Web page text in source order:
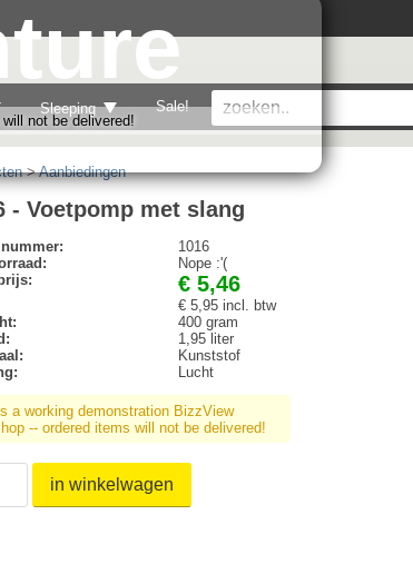
not be delivered!
Sleeping Sale!
>Aanbiedingen
- Voetpomp met slang
1016
Nope :'(
€ 5,46
€ 5,95 incl. btw
400 gram
1,95 liter
Kunststof
Lucht
a working demonstration BizzView
-- ordered items will not be delivered!
in winkelwagen